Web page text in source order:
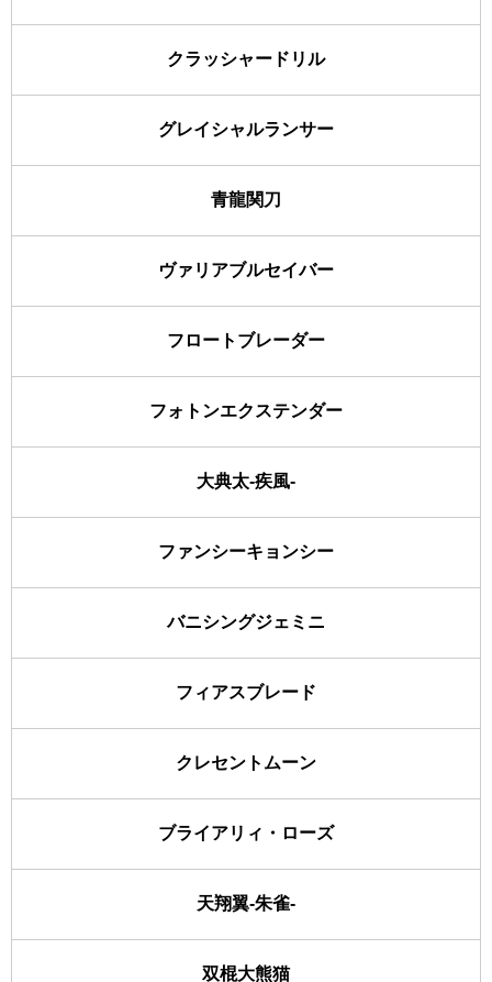
クラッシャードリル
グレイシャルランサー
青龍関刀
ヴァリアブルセイバー
フロートブレーダー
フォトンエクステンダー
大典太-疾風-
ファンシーキョンシー
バニシングジェミニ
フィアスブレード
クレセントムーン
ブライアリィ・ローズ
天翔翼-朱雀-
双棍大熊猫